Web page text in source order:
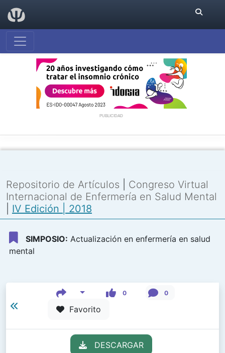
PUBLICIDAD
Repositorio de Artículos
Congreso Virtual
Internacional de Enfermería en Salud Mental
IV Edición | 2018
SIMPOSIO: Actualización en enfermería en salud
mental
0 0
Favorito
DESCARGAR